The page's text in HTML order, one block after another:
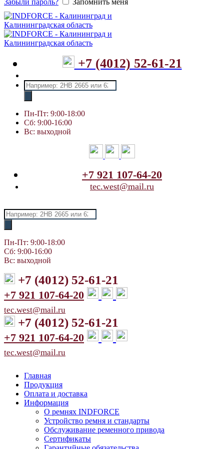
+7 (4012) 52-61-21
Поиск
товаров
Пн-Пт: 9:00-18:00
Сб: 9:00-16:00
Вс: выходной
+7 921 107-64-20
tec.west@mail.ru
Поиск
товаров
Пн-Пт: 9:00-18:00
Сб: 9:00-16:00
Вс: выходной
+7 (4012) 52-61-21
+7 921 107-64-20
tec.west@mail.ru
+7 (4012) 52-61-21
+7 921 107-64-20
tec.west@mail.ru
Главная
Продукция
Оплата и доставка
Информация
О ремнях INDFORCE
Устройство ремня и стандарты
Обслуживание ременного привода
Сертификаты